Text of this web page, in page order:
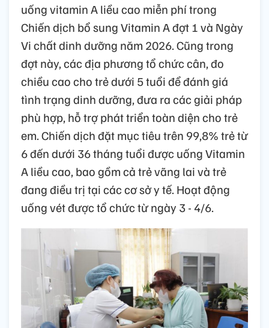
uống vitamin A liều cao miễn phí trong
Chiến dịch bổ sung Vitamin A đợt 1 và Ngày
Vi chất dinh dưỡng năm 2026. Cũng trong
đợt này, các địa phương tổ chức cân, đo
chiều cao cho trẻ dưới 5 tuổi để đánh giá
tình trạng dinh dưỡng, đưa ra các giải pháp
phù hợp, hỗ trợ phát triển toàn diện cho trẻ
em. Chiến dịch đặt mục tiêu trên 99,8% trẻ từ
6 đến dưới 36 tháng tuổi được uống Vitamin
A liều cao, bao gồm cả trẻ vãng lai và trẻ
đang điều trị tại các cơ sở y tế. Hoạt động
uống vét được tổ chức từ ngày 3 - 4/6.